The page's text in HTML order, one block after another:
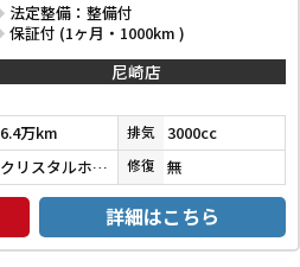
法定整備：整備付
保証付 (1ヶ月・1000km )
尼崎店
6.4万km 排気 3000cc
クリスタルホワイトパール３コートパール 修復 無
詳細はこちら